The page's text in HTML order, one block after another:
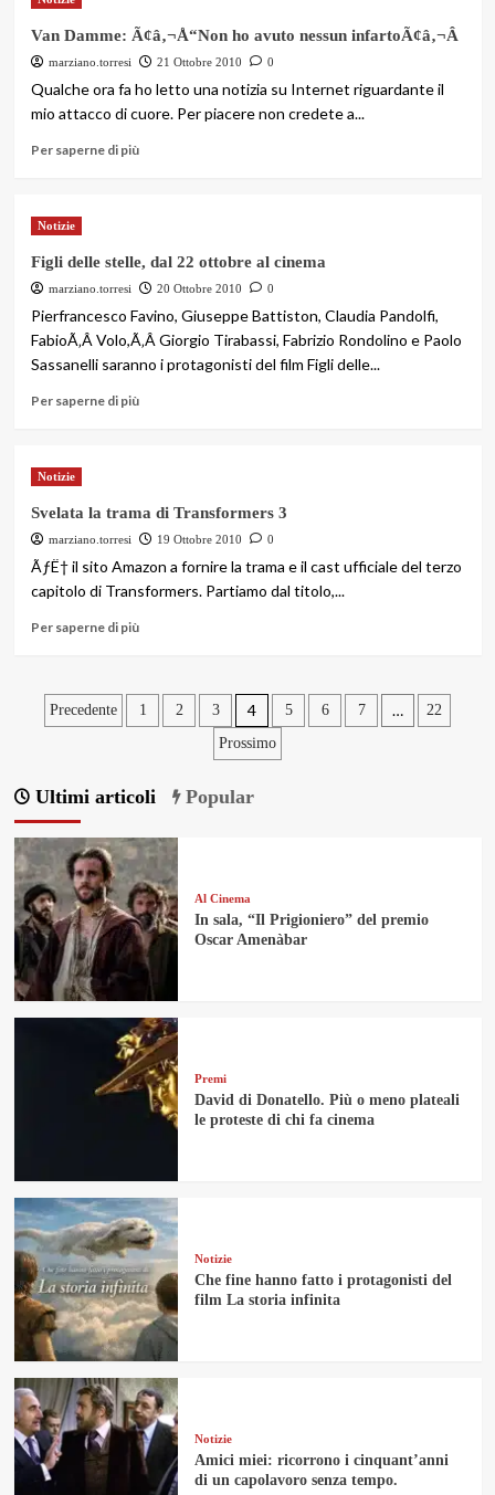
Van Damme: Ã¢â‚¬Å“Non ho avuto nessun infartoÃ¢â‚¬Â
marziano.torresi 21 Ottobre 2010 0
Qualche ora fa ho letto una notizia su Internet riguardante il
mio attacco di cuore. Per piacere non credete a...
Per saperne di più
Notizie
Figli delle stelle, dal 22 ottobre al cinema
marziano.torresi 20 Ottobre 2010 0
Pierfrancesco Favino, Giuseppe Battiston, Claudia Pandolfi,
FabioÃ‚Â Volo,Ã‚Â Giorgio Tirabassi, Fabrizio Rondolino e Paolo
Sassanelli saranno i protagonisti del film Figli delle...
Per saperne di più
Notizie
Svelata la trama di Transformers 3
marziano.torresi 19 Ottobre 2010 0
ÃƒË† il sito Amazon a fornire la trama e il cast ufficiale del terzo
capitolo di Transformers. Partiamo dal titolo,...
Per saperne di più
Paginazione
articoli
Precedente 1 2 3 4 5 6 7 …
22
Prossimo
Ultimi articoli Popular
Al Cinema
In sala, “Il Prigioniero” del premio
Oscar Amenàbar
Premi
David di Donatello. Più o meno plateali
le proteste di chi fa cinema
Notizie
Che fine hanno fatto i protagonisti del
film La storia infinita
Notizie
Amici miei: ricorrono i cinquant’anni
di un capolavoro senza tempo.